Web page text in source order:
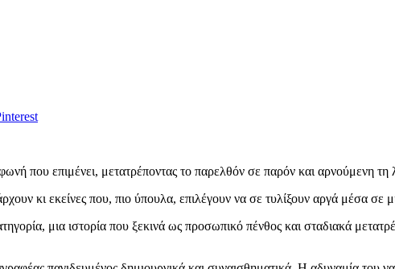
που επιμένει, μετατρέποντας το παρελθόν σε παρόν και αρνούμενη
κι εκείνες που, πιο ύπουλα, επιλέγουν να σε τυλίξουν αργά μέσα σε
μια ιστορία που ξεκινά ως προσωπικό πένθος και σταδιακά